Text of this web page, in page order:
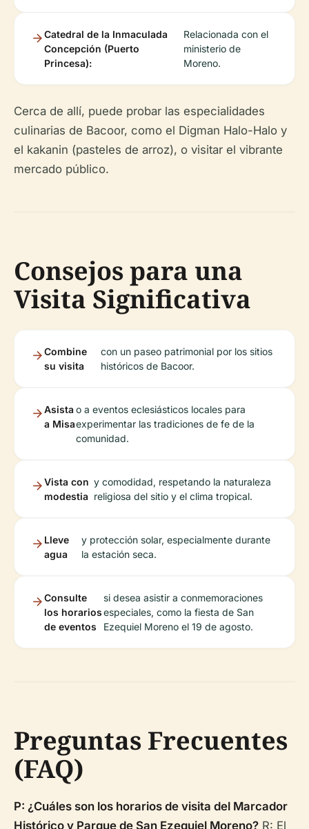
Catedral de la Inmaculada
Concepción (Puerto
Princesa):
Relacionada con el
ministerio de
Moreno.
Cerca de allí, puede probar las especialidades
culinarias de Bacoor, como el Digman Halo-Halo y
el kakanin (pasteles de arroz), o visitar el vibrante
mercado público.
Consejos para una
Visita Significativa
Combine
su visita
con un paseo patrimonial por los sitios
históricos de Bacoor.
Asista
a Misa
o a eventos eclesiásticos locales para
experimentar las tradiciones de fe de la
comunidad.
Vista con
modestia
y comodidad, respetando la naturaleza
religiosa del sitio y el clima tropical.
Lleve
agua
y protección solar, especialmente durante
la estación seca.
Consulte
los horarios
de eventos
si desea asistir a conmemoraciones
especiales, como la fiesta de San
Ezequiel Moreno el 19 de agosto.
Preguntas Frecuentes
(FAQ)
P: ¿Cuáles son los horarios de visita del Marcador
Histórico y Parque de San Ezequiel Moreno? R: El